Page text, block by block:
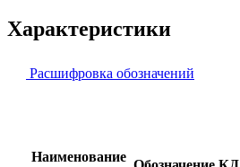
Характеристики
Расшифровка обозначений
Наименование